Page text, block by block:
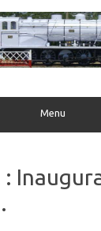
Menu
: